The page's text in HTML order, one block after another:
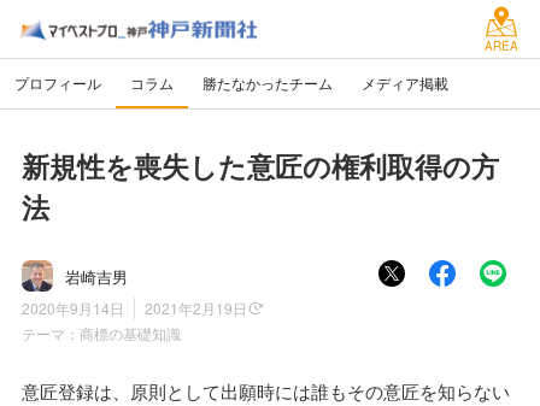
AREA
プロフィール コラム 勝たなかったチーム メディア掲載
新規性を喪失した意匠の権利取得の方
法
岩崎吉男
2020年9月14日
2021年2月19日
テーマ： 商標の基礎知識
意匠登録は、原則として出願時には誰もその意匠を知らない